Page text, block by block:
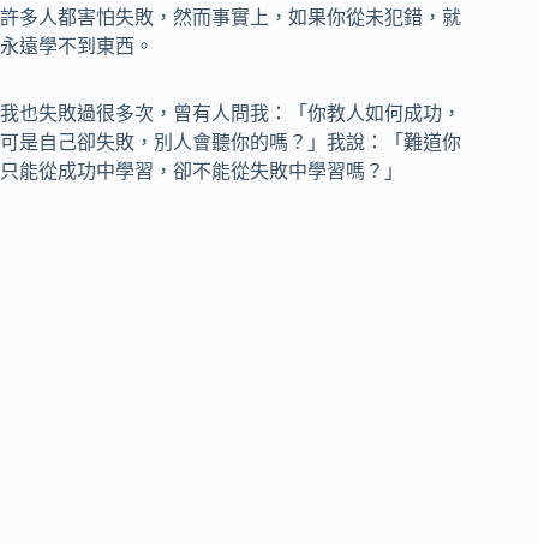
許多人都害怕失敗，然而事實上，如果你從未犯錯，就
永遠學不到東西。
我也失敗過很多次，曾有人問我：「你教人如何成功，
可是自己卻失敗，別人會聽你的嗎？」我說：「難道你
只能從成功中學習，卻不能從失敗中學習嗎？」